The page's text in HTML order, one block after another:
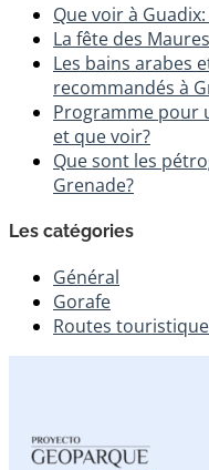
Que voir à
La fête des
Les bains arabes
recommandés à
Programme pour
et que voir?
Que sont les
Grenade?
Les catégories
Général
Gorafe
Routes